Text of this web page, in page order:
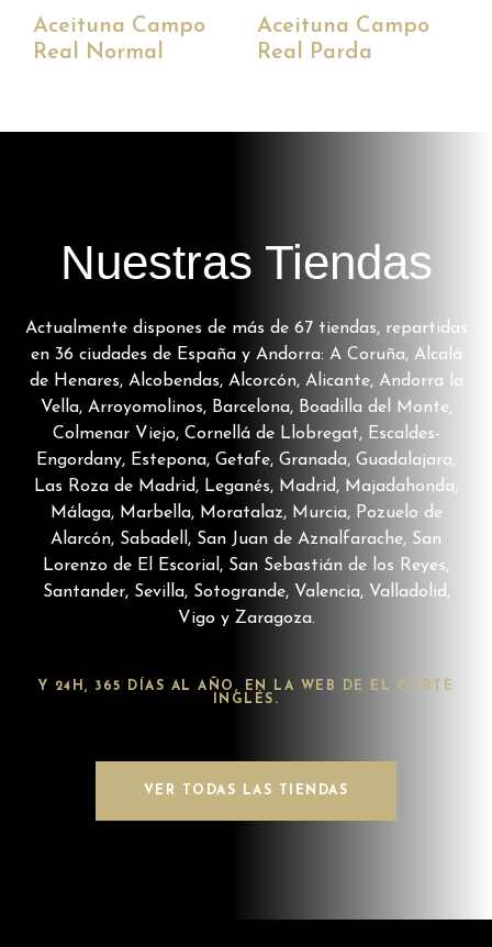
Aceituna Campo
Real Normal
Aceituna Campo
Real Parda
Nuestras Tiendas
Actualmente dispones de más de 67 tiendas, repartidas
en 36 ciudades de España y Andorra: A Coruña, Alcalá
de Henares, Alcobendas, Alcorcón, Alicante, Andorra la
Vella, Arroyomolinos, Barcelona, Boadilla del Monte,
Colmenar Viejo, Cornellá de Llobregat, Escaldes-
Engordany, Estepona, Getafe, Granada, Guadalajara,
Las Roza de Madrid, Leganés, Madrid, Majadahonda,
Málaga, Marbella, Moratalaz, Murcia, Pozuelo de
Alarcón, Sabadell, San Juan de Aznalfarache, San
Lorenzo de El Escorial, San Sebastián de los Reyes,
Santander, Sevilla, Sotogrande, Valencia, Valladolid,
Vigo y Zaragoza.
Y 24H, 365 DÍAS AL AÑO, EN LA WEB DE EL CORTE
INGLÉS.
VER TODAS LAS TIENDAS